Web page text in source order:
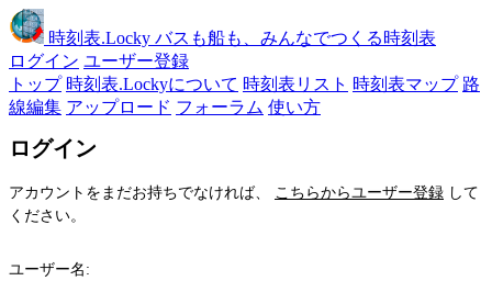
時刻表.Locky バスも船も、みんなでつくる時刻表
ログイン ユーザー登録
トップ 時刻表.Lockyについて 時刻表リスト 時刻表マップ 路
線編集 アップロード フォーラム 使い方
ログイン
アカウントをまだお持ちでなければ、 こちらからユーザー登録 して
ください。
ユーザー名: